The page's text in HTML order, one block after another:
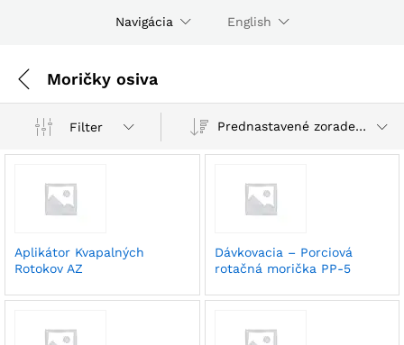
Navigácia English
Moričky osiva
Filter Prednastavené zoradenie
Aplikátor Kvapalných
Rotokov AZ
Dávkovacia – Porciová
rotačná morička PP-5